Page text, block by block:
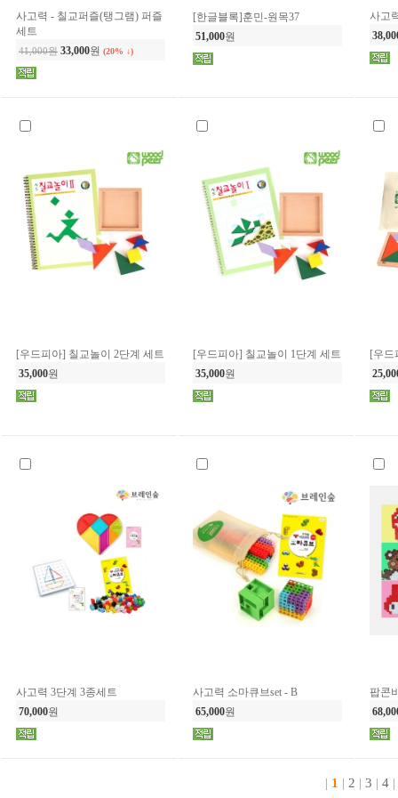
사고력 - 칠교퍼즐(탱그램) 퍼즐
세트
41,000원 33,000원 (20% ↓)
[한글블록]훈민-원목37
51,000원
사고
[우드피아] 칠교놀이 2단계 세트
35,000원
[우드피아] 칠교놀이 1단계 세트
35,000원
[우드
사고력 3단계 3종세트
70,000원
사고력 소마큐브set - B
65,000원
팝콘
| 1 | 2 | 3 | 4|